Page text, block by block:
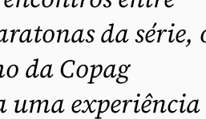
da série,
da Copag
uma experiência